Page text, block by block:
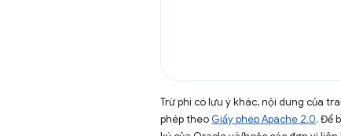
Trừ phi có lưu ý khác, nội dung của
phép theo Giấy phép Apache 2.0. Để